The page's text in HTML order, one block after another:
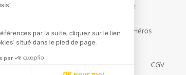
par la suite, cliquez sur le lien
situé dans le pied de page.
par
Petite Taupe
Ma Boîte à Héros
CGV